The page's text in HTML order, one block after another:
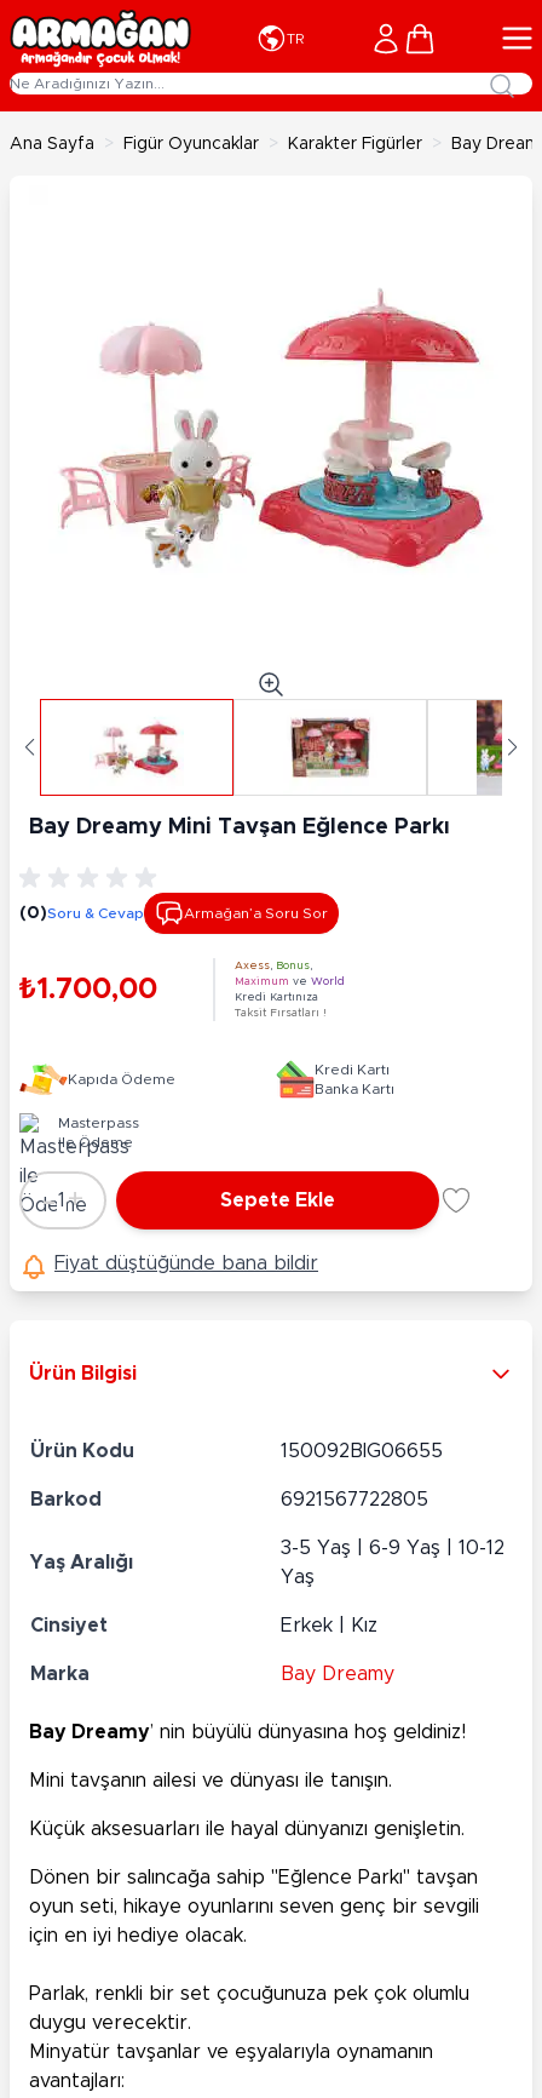
İçeriğe geç
TR Cart
Ana Sayfa > Figür Oyuncaklar > Karakter Figürler > Bay
Bay Dreamy Mini Tavşan Eğlence Parkı
(0)Soru & Cevap Armağan’a Soru Sor
₺1.700,00
Axess Bonus
Maximum ve World
Kredi Kartınıza
Taksit Fırsatları !
Kapıda Ödeme
Kredi Kartı
Banka Kartı
Masterpass
ile Ödeme
Adet
-1 + Sepete Ekle
Fiyat düştüğünde bana bildir
Ürün Bilgisi
Ürün Kodu 150092BIG06655
Barkod 6921567722805
Yaş Aralığı
3-5 Yaş | 6-9 Yaş | 10-12
Yaş
Cinsiyet Erkek | Kız
Marka Bay Dreamy
Bay Dreamy’ nin büyülü dünyasına hoş geldiniz!
Mini tavşanın ailesi ve dünyası ile tanışın.
Küçük aksesuarları ile hayal dünyanızı genişletin.
Dönen bir salıncağa sahip "Eğlence Parkı" tavşan
oyun seti, hikaye oyunlarını seven genç bir sevgili
için en iyi hediye olacak.
Parlak, renkli bir set çocuğunuza pek çok olumlu
duygu verecektir.
Minyatür tavşanlar ve eşyalarıyla oynamanın
avantajları: